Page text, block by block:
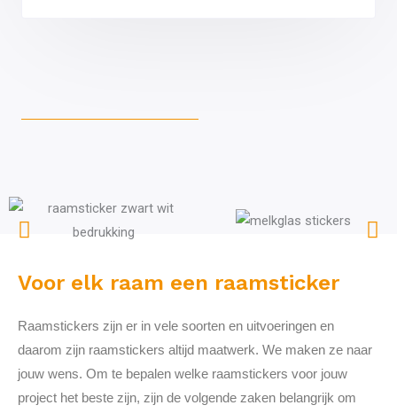
Voor elk raam een raamsticker
Raamstickers zijn er in vele soorten en uitvoeringen en
daarom zijn raamstickers altijd maatwerk. We maken ze naar
jouw wens. Om te bepalen welke raamstickers voor jouw
project het beste zijn, zijn de volgende zaken belangrijk om